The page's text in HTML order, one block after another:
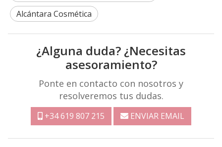
Alcántara Cosmética
¿Alguna duda? ¿Necesitas
asesoramiento?
Ponte en contacto con nosotros y
resolveremos tus dudas.
+34 619 807 215 ENVIAR EMAIL